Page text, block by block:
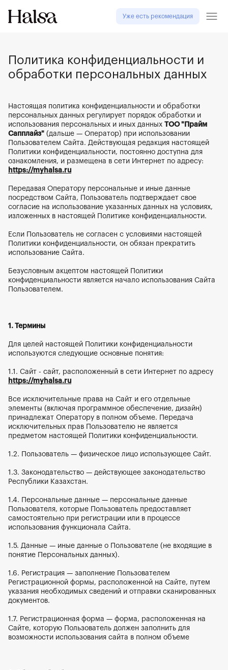
Уже есть рекомендация
Политика конфиденциальности и
обработки персональных данных
Настоящая политика конфиденциальности и обработки
персональных данных регулирует порядок обработки и
использования персональных и иных данных ТОО "Прайм
Сапплайз" (дальше — Оператор) при использовании
Пользователем Сайта. Действующая редакция настоящей
Политики конфиденциальности, постоянно доступна для
ознакомления, и размещена в сети Интернет по адресу:
https://myhalsa.ru
Передавая Оператору персональные и иные данные
посредством Сайта, Пользователь подтверждает свое
согласие на использование указанных данных на условиях,
изложенных в настоящей Политике конфиденциальности.
Если Пользователь не согласен с условиями настоящей
Политики конфиденциальности, он обязан прекратить
использование Сайта.
Безусловным акцептом настоящей Политики
конфиденциальности является начало использования Сайта
Пользователем.
1. Термины
Для целей настоящей Политики конфиденциальности
используются следующие основные понятия:
1.1. Сайт - сайт, расположенный в сети Интернет по адресу
https://myhalsa.ru
Все исключительные права на Сайт и его отдельные
элементы (включая программное обеспечение, дизайн)
принадлежат Оператору в полном объеме. Передача
исключительных прав Пользователю не является
предметом настоящей Политики конфиденциальности.
1.2. Пользователь — физическое лицо использующее Сайт.
1.3. Законодательство — действующее законодательство
Республики Казахстан.
1.4. Персональные данные — персональные данные
Пользователя, которые Пользователь предоставляет
самостоятельно при регистрации или в процессе
использования функционала Сайта.
1.5. Данные — иные данные о Пользователе (не входящие в
понятие Персональных данных).
1.6. Регистрация — заполнение Пользователем
Регистрационной формы, расположенной на Сайте, путем
указания необходимых сведений и отправки сканированных
документов.
1.7. Регистрационная форма — форма, расположенная на
Сайте, которую Пользователь должен заполнить для
возможности использования сайта в полном объеме